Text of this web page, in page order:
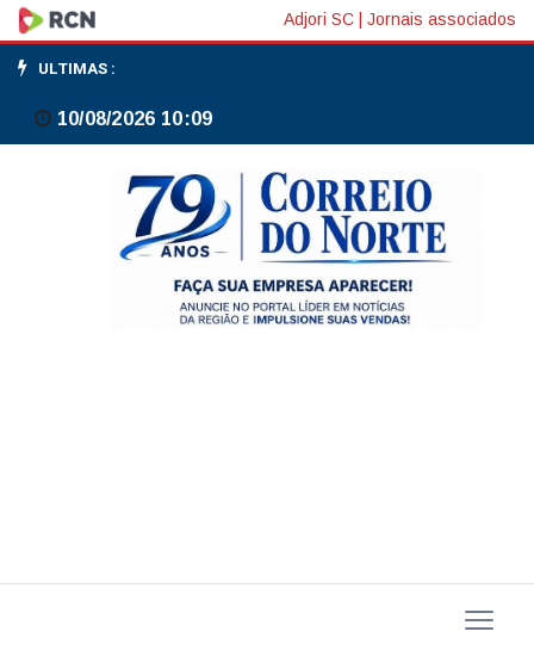
Expansão
de
stablecoins
lastreadas
dirigente
Adjori SC Jornais associados
ULTIMAS :
10/08/2026 10:09